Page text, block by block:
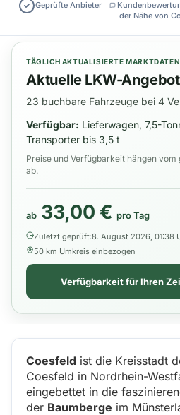
Geprüfte Anbieter
der Nähe von
TÄGLICH AKTUALISIERTE MARKTDATEN
Aktuelle LKW-
23 buchbare Fahrzeuge bei 4
Verfügbar: Lieferwagen, 7,5-
Transporter bis 3,5 t
Preise und Verfügbarkeit hängen
ab.
ab 33,00 € pro Tag
Zuletzt geprüft:8. August 2026, 01:38
50 km Umkreis einbezogen
Verfügbarkeit für Ihren
Coesfeld ist die Kreisstadt
Coesfeld in Nordrhein-
eingebettet in die
der Baumberge im